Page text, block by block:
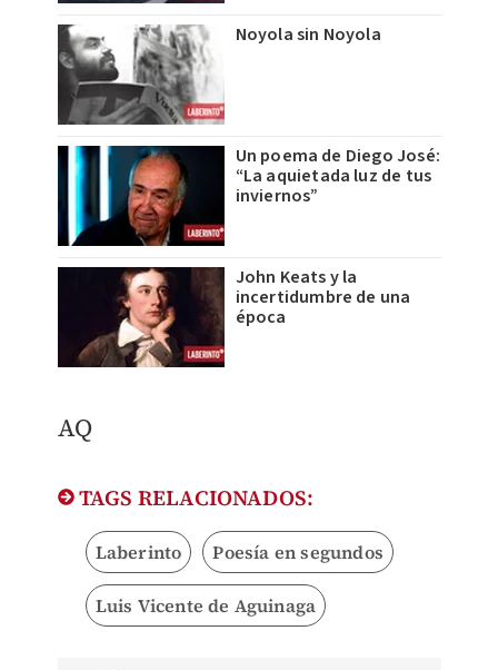
Noyola sin Noyola
Un poema de Diego José:
“La aquietada luz de tus
inviernos”
John Keats y la
incertidumbre de una
época
AQ
TAGS RELACIONADOS:
Laberinto Poesía en segundos
Luis Vicente de Aguinaga